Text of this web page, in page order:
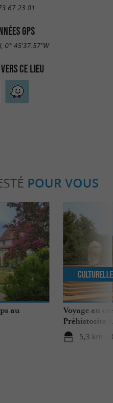
67 23 01
GPS
0° 45'37.57"W
CE LIEU
POUR VOUS
au
Voyage au
Préhistosite
Landes
5,3 km -
Culturelle